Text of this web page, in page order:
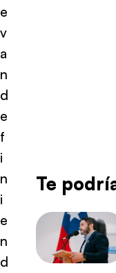
e
v
a
n
d
e
f
i
n
i
e
n
d
Te